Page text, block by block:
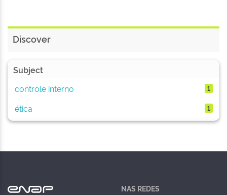
Discover
Subject
controle interno
1
ética 1
NAS REDES